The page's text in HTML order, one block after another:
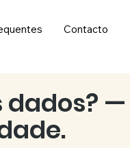
Contacto
—